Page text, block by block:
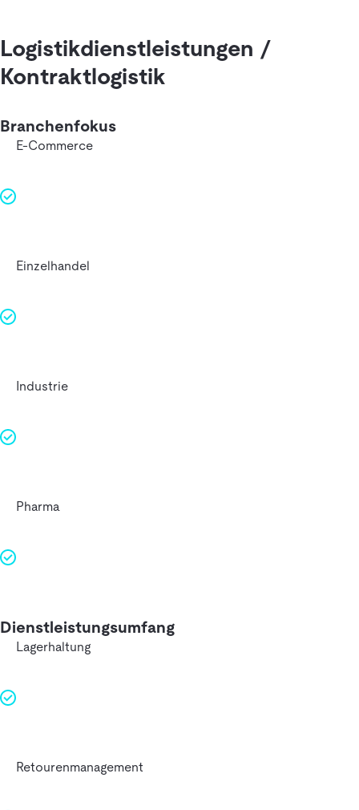
Logistikdienstleistungen /
Kontraktlogistik
Branchenfokus
E-Commerce
Einzelhandel
Industrie
Pharma
Dienstleistungsumfang
Lagerhaltung
Retourenmanagement